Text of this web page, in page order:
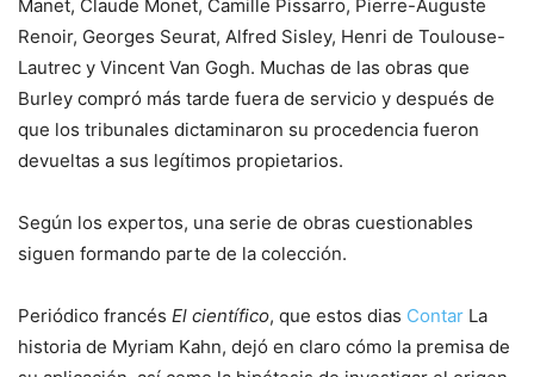
Manet, Claude Monet, Camille Pissarro, Pierre-Auguste
Renoir, Georges Seurat, Alfred Sisley, Henri de Toulouse-
Lautrec y Vincent Van Gogh. Muchas de las obras que
Burley compró más tarde fuera de servicio y después de
que los tribunales dictaminaron su procedencia fueron
devueltas a sus legítimos propietarios.
Según los expertos, una serie de obras cuestionables
siguen formando parte de la colección.
Periódico francés El científico, que estos dias Contar La
historia de Myriam Kahn, dejó en claro cómo la premisa de